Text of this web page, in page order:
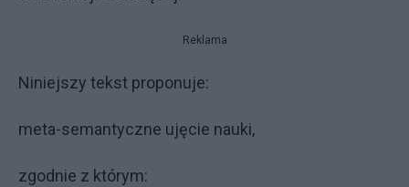
Reklama
Niniejszy tekst proponuje:
meta-semantyczne ujęcie nauki,
zgodnie z którym: